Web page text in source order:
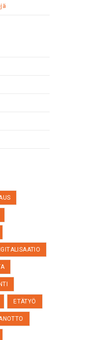
ETÄTYÖ